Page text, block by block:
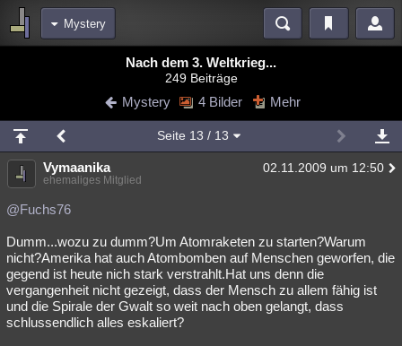
Mystery
Blogs Videos
Chat Wiki Neuigkeiten
meine Rubriken
Menschen Wissenschaft Mystery Kriminalfälle
Spiritualität
Natur Umfragen Unterhaltung
weitere Rubriken
Philosophie Träume Orte Esoterik Literatur
Astronomie Helpdesk Gruppen
Nach dem 3. Weltkrieg...
249 Beiträge
Mystery 4 Bilder Mehr
Seite 13 / 13
Vymaanika 02.11.2009 um 12:50
ehemaliges Mitglied
@Fuchs76
Dumm...wozu zu dumm?Um Atomraketen zu starten?Warum
nicht?Amerika hat auch Atombomben auf Menschen geworfen, die
gegend ist heute nich stark verstrahlt.Hat uns denn die
vergangenheit nicht gezeigt, dass der Mensch zu allem fähig ist
und die Spirale der Gwalt so weit nach oben gelangt, dass
schlussendlich alles eskaliert?